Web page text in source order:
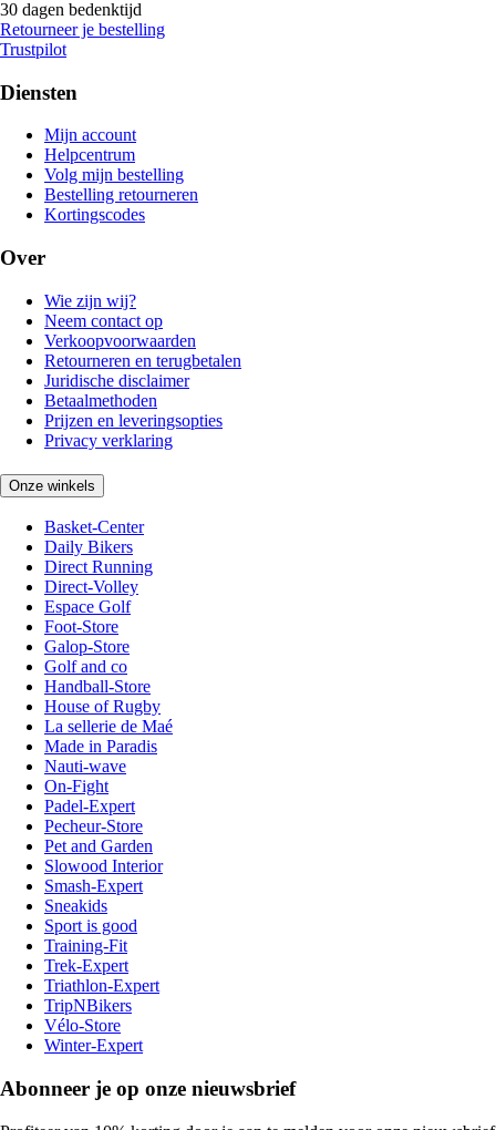
30 dagen bedenktijd
Retourneer je bestelling
Trustpilot
Diensten
Mijn account
Helpcentrum
Volg mijn bestelling
Bestelling retourneren
Kortingscodes
Over
Wie zijn wij?
Neem contact op
Verkoopvoorwaarden
Retourneren en terugbetalen
Juridische disclaimer
Betaalmethoden
Prijzen en leveringsopties
Privacy verklaring
Onze winkels
Basket-Center
Daily Bikers
Direct Running
Direct-Volley
Espace Golf
Foot-Store
Galop-Store
Golf and co
Handball-Store
House of Rugby
La sellerie de Maé
Made in Paradis
Nauti-wave
On-Fight
Padel-Expert
Pecheur-Store
Pet and Garden
Slowood Interior
Smash-Expert
Sneakids
Sport is good
Training-Fit
Trek-Expert
Triathlon-Expert
TripNBikers
Vélo-Store
Winter-Expert
Abonneer je op onze nieuwsbrief